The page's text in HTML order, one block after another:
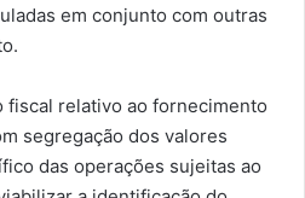
em conjunto com outras
relativo ao fornecimento
segregação dos valores
das operações sujeitas ao